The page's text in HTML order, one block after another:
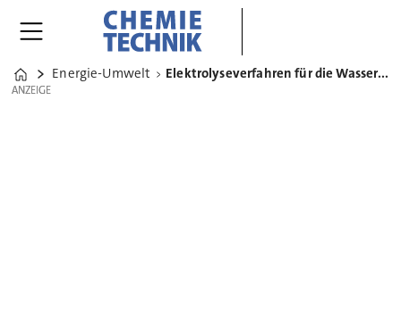
Home
Energie-Umwelt Elektrolyseverfahren für die Wasserstoff-Produktion erklärt
ANZEIGE
ANZEIGE